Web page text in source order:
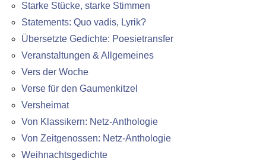
Starke Stücke, starke Stimmen
Statements: Quo vadis, Lyrik?
Übersetzte Gedichte: Poesietransfer
Veranstaltungen & Allgemeines
Vers der Woche
Verse für den Gaumenkitzel
Versheimat
Von Klassikern: Netz-Anthologie
Von Zeitgenossen: Netz-Anthologie
Weihnachtsgedichte